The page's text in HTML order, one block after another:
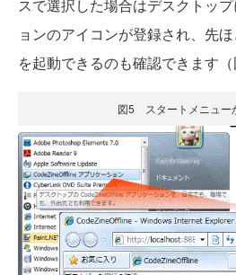
スで選択した場合はデスクトッ
ョンのアイコンが登録され、先
を起動できるのも確認できます（
図5 スタートメニュー